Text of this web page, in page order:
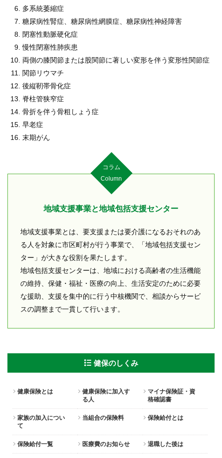
多系統萎縮症
糖尿病性腎症、糖尿病性網膜症、糖尿病性神経障害
閉塞性動脈硬化症
慢性閉塞性肺疾患
両側の膝関節または股関節に著しい変形を伴う変形性関節症
関節リウマチ
後縦靭帯骨化症
脊柱管狭窄症
骨折を伴う骨粗しょう症
早老症
末期がん
コラム
Column
地域支援事業と地域包括支援センター
地域支援事業とは、要支援または要介護になるおそれのあ
る人を対象に市区町村が行う事業で、「地域包括支援セン
ター」が大きな役割を果たします。
地域包括支援センターは、地域における高齢者の生活機能
の維持、保健・福祉・医療の向上、生活安定のために必要
な援助、支援を集中的に行う中核機関で、相談からサービ
スの調整まで一貫して行います。
健保のしくみ
健康保険とは
健康保険に加入す
る人
マイナ保険証・資
格確認書
家族の加入につい
て
当組合の保険料 保険給付とは
保険給付一覧 医療費のお知らせ 退職した後は